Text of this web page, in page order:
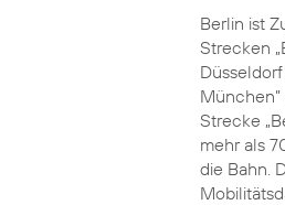
Berlin ist
Strecken
Strecke
mehr als
die Bahn.